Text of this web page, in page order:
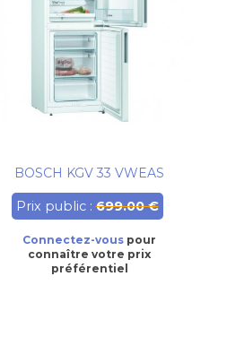
BOSCH KGV 33 VWEAS
Prix public :699.00 €
Connectez-vous pour
connaître votre prix
préférentiel